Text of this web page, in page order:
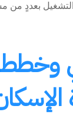
بعددٍ من